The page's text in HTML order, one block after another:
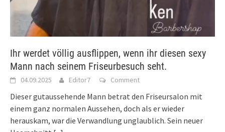
Ihr werdet völlig ausflippen, wenn ihr diesen sexy
Mann nach seinem Friseurbesuch seht.
04.09.2025 Editor7 Comment
Dieser gutaussehende Mann betrat den Friseursalon mit
einem ganz normalen Aussehen, doch als er wieder
herauskam, war die Verwandlung unglaublich. Sein neuer